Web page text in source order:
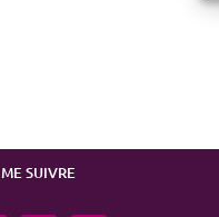
ME SUIVRE